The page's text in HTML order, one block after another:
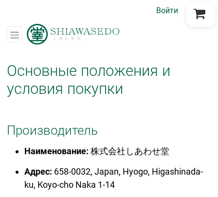
Войти
Перейти в корзину
Основные положения и
условия покупки
Производитель
Наименование: 株式会社しあわせ堂
Адрес: 658-0032, Japan, Hyogo, Higashinada-
ku, Koyo-cho Naka 1-14